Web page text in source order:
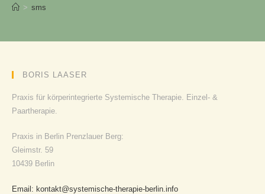
> sms
BORIS LAASER
Praxis für körperintegrierte Systemische Therapie. Einzel- &
Paartherapie.
Praxis in Berlin Prenzlauer Berg:
Gleimstr. 59
10439 Berlin
Email: kontakt@systemische-therapie-berlin.info